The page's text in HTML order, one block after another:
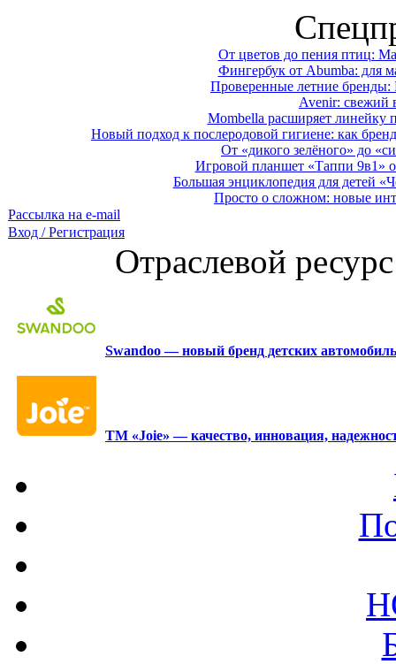
От цветов до пения птиц:
Фингербук от Abumba: для
Проверенные летние
Avenir: свежий
Mombella расширяет линейку
Новый подход к послеродовой гигиене: как
От «дикого зелёного» до
Игровой планшет «Таппи 9в1»
Большая энциклопедия для детей
Просто о сложном: новые
Рассылка на e-mail
Вход / Регистрация
Отраслевой
Swandoo — новый бренд детских
ТМ «Joie» — качество, инновация,